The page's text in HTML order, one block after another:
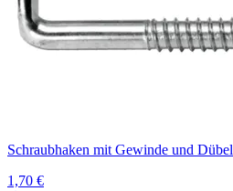
Schraubhaken mit Gewinde und Dübel
1,70 €